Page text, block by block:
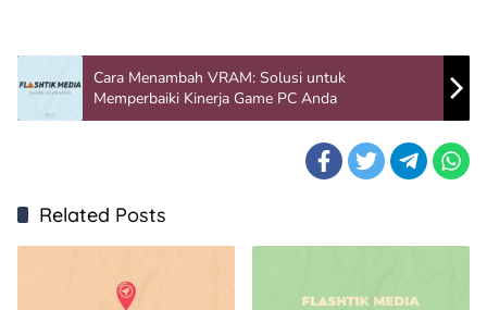
Cara Menambah VRAM: Solusi untuk
Memperbaiki Kinerja Game PC Anda
Related Posts